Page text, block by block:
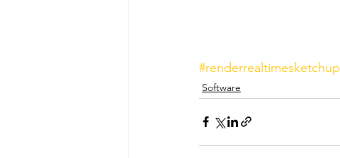
#renderrealtimesketchup
Software